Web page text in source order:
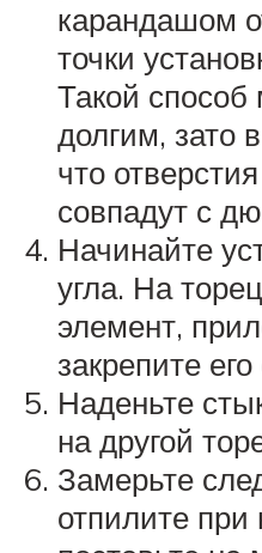
карандашом
точки
Такой способ
долгим, зато
что
совпадут с
Начинайте
угла. На
элемент,
закрепите
Наденьте
на другой
Замерьте
отпилите при